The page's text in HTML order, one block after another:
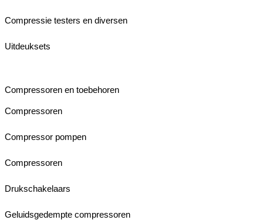
Compressie testers en diversen
Uitdeuksets
Compressoren en toebehoren
Compressoren
Compressor pompen
Compressoren
Drukschakelaars
Geluidsgedempte compressoren